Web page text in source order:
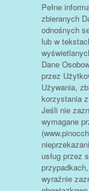
Pełne
zbieranych
odnośnych
lub w
Dane
przez
Używania,
korzystania
Jeśli nie
wymagane
usług przez
wyraźnie